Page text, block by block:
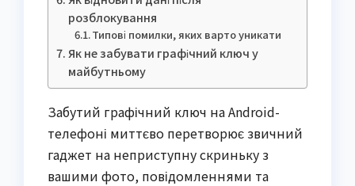
розблокування
Типові помилки, яких варто уникати
Як не забувати графічний ключ у
майбутньому
Забутий графічний ключ на Android-
телефоні миттєво перетворює звичний
гаджет на неприступну скриньку з
вашими фото, повідомленнями та